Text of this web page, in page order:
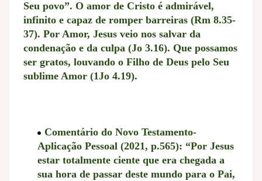
Seu povo”. O amor de Cristo é admirável,
infinito e capaz de romper barreiras (Rm 8.35-
37). Por Amor, Jesus veio nos salvar da
condenação e da culpa (Jo 3.16). Que possamos
ser gratos, louvando o Filho de Deus pelo Seu
sublime Amor (1Jo 4.19).
Comentário do Novo Testamento-
Aplicação Pessoal (2021, p.565): “Por Jesus
estar totalmente ciente que era chegada a
sua hora de passar deste mundo para o Pai,